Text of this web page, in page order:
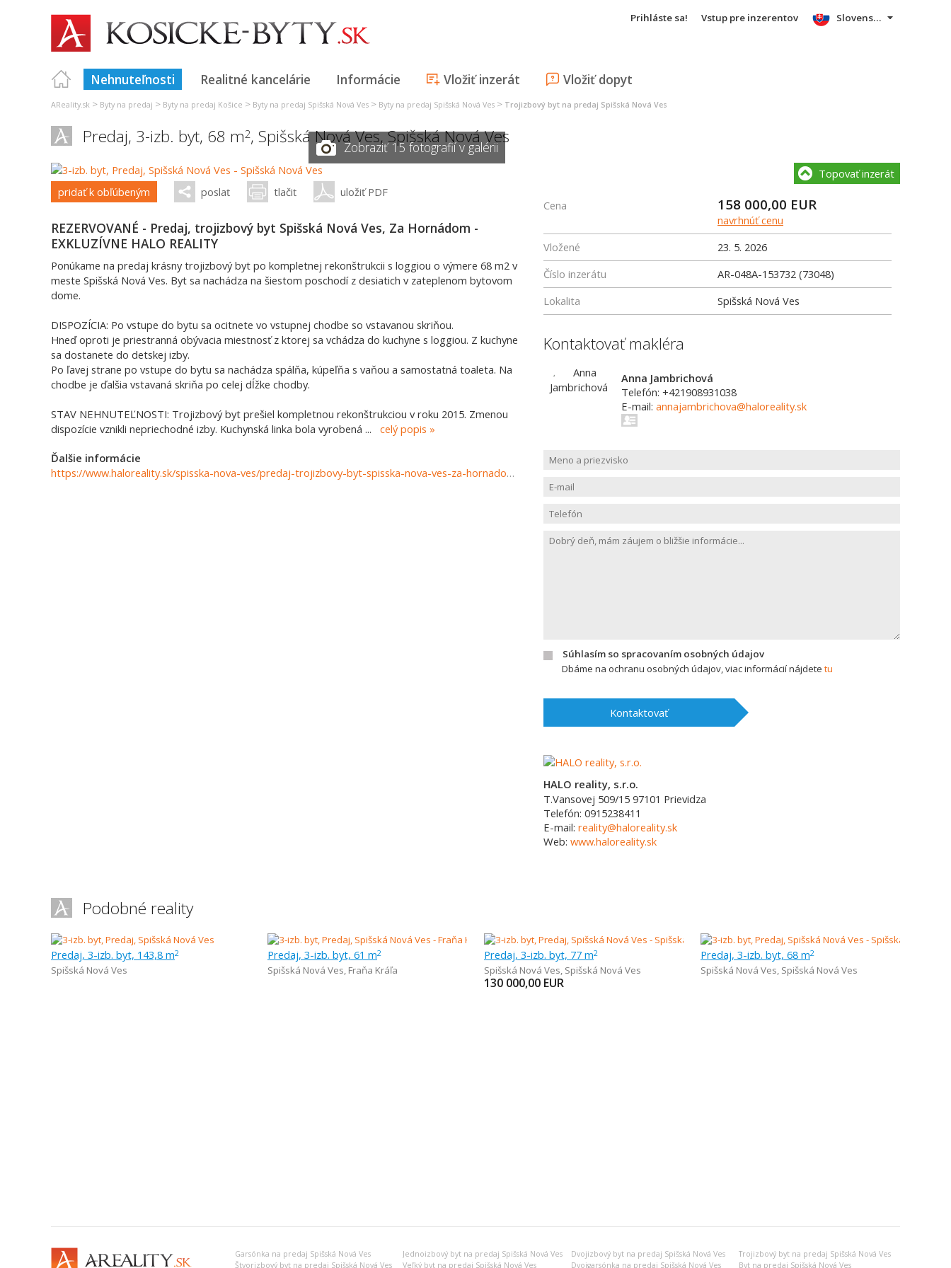
Prihláste sa! Vstup pre inzerentov
Nehnuteľnosti Realitné kancelárie Informácie Vložiť inzerát Vložiť dopyt
Slovensky
AReality.sk > Byty na predaj > Byty na predaj Košice > Byty na predaj Spišská Nová Ves > Byty na predaj Spišská Nová Ves > Trojizbový byt na predaj Spišská Nová Ves
Predaj, 3-izb. byt, 68 m2, Spišská Nová Ves,Spišská Nová Ves
Zobraziť 15 fotografií v galérii
pridať k obľúbeným poslať tlačiť uložiť PDF
REZERVOVANÉ - Predaj, trojizbový byt Spišská Nová Ves, Za Hornádom -
EXKLUZÍVNE HALO REALITY
Ponúkame na predaj krásny trojizbový byt po kompletnej rekonštrukcii s loggiou o výmere 68 m2 v
meste Spišská Nová Ves. Byt sa nachádza na šiestom poschodí z desiatich v zateplenom bytovom
dome.
DISPOZÍCIA: Po vstupe do bytu sa ocitnete vo vstupnej chodbe so vstavanou skriňou.
Hneď oproti je priestranná obývacia miestnosť z ktorej sa vchádza do kuchyne s loggiou. Z kuchyne
sa dostanete do detskej izby.
Po ľavej strane po vstupe do bytu sa nachádza spálňa, kúpeľňa s vaňou a samostatná toaleta. Na
chodbe je ďalšia vstavaná skriňa po celej dĺžke chodby.
STAV NEHNUTEĽNOSTI: Trojizbový byt prešiel kompletnou rekonštrukciou v roku 2015. Zmenou
dispozície vznikli nepriechodné izby. Kuchynská linka bola vyrobená ... celý popis
Ďalšie informácie
https://www.haloreality.sk/spisska-nova-ves/predaj-trojizbovy-byt-spisska-nova-ves-za-hornadom---exkluzivne-halo-reality/73048
Topovať inzerát
Cena 158 000,00 EUR
navrhnúť cenu
Vložené
23. 5. 2026
Číslo inzerátu
AR-048A-153732 (73048)
Lokalita
Spišská Nová Ves
Kontaktovať makléra
Anna Jambrichová
Telefón: +421908931038
E-mail: annajambrichova@haloreality.sk
Súhlasím so spracovaním osobných údajov
Dbáme na ochranu osobných údajov, viac informácií nájdete tu
Kontaktovať
HALO reality, s.r.o.
T.Vansovej 509/15 97101 Prievidza
Telefón: 0915238411
E-mail: reality@haloreality.sk
Web: www.haloreality.sk
Podobné reality
Predaj, 3-izb. byt, 143,8 m2
Spišská Nová Ves
Predaj, 3-izb. byt, 61 m2
Spišská Nová Ves, Fraňa Kráľa
Predaj, 3-izb. byt, 77 m2
Spišská Nová Ves, Spišská Nová Ves
130 000,00 EUR
Predaj, 3-izb. byt, 68 m2
Spišská Nová Ves, Spišská Nová Ves
Garsónka na predaj Spišská Nová Ves Jednoizbový byt na predaj Spišská Nová Ves Dvojizbový byt na predaj Spišská Nová Ves
Trojizbový byt na predaj Spišská Nová Ves
Štvorizbový byt na predaj Spišská Nová Ves
Veľký byt na predaj Spišská Nová Ves Dvojgarsónka na predaj Spišská Nová Ves Byt na predaj Spišská Nová Ves